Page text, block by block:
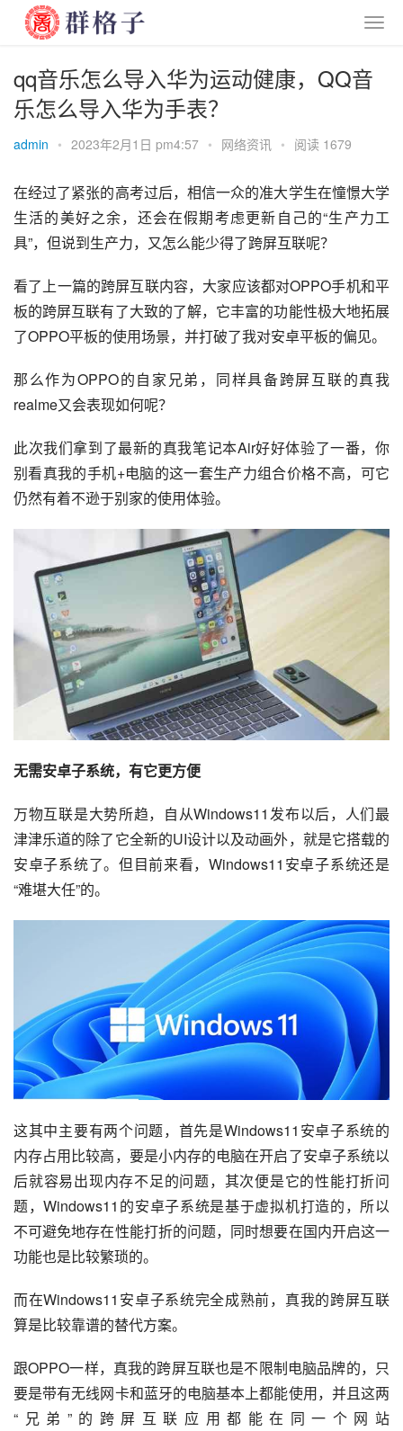
qq音乐怎么导入华为运动健康，QQ音
乐怎么导入华为手表？
admin • 2023年2月1日 pm4:57 • 网络资讯 • 阅读 1679
在经过了紧张的高考过后，相信一众的准大学生在憧憬大学
生活的美好之余，还会在假期考虑更新自己的“生产力工
具”，但说到生产力，又怎么能少得了跨屏互联呢？
看了上一篇的跨屏互联内容，大家应该都对OPPO手机和平
板的跨屏互联有了大致的了解，它丰富的功能性极大地拓展
了OPPO平板的使用场景，并打破了我对安卓平板的偏见。
那么作为OPPO的自家兄弟，同样具备跨屏互联的真我
realme又会表现如何呢？
此次我们拿到了最新的真我笔记本Air好好体验了一番，你
别看真我的手机+电脑的这一套生产力组合价格不高，可它
仍然有着不逊于别家的使用体验。
无需安卓子系统，有它更方便
万物互联是大势所趋，自从Windows11发布以后，人们最
津津乐道的除了它全新的UI设计以及动画外，就是它搭载的
安卓子系统了。但目前来看，Windows11安卓子系统还是
“难堪大任”的。
这其中主要有两个问题，首先是Windows11安卓子系统的
内存占用比较高，要是小内存的电脑在开启了安卓子系统以
后就容易出现内存不足的问题，其次便是它的性能打折问
题，Windows11的安卓子系统是基于虚拟机打造的，所以
不可避免地存在性能打折的问题，同时想要在国内开启这一
功能也是比较繁琐的。
而在Windows11安卓子系统完全成熟前，真我的跨屏互联
算是比较靠谱的替代方案。
跟OPPO一样，真我的跨屏互联也是不限制电脑品牌的，只
要是带有无线网卡和蓝牙的电脑基本上都能使用，并且这两
“兄弟”的跨屏互联应用都能在同一个网站